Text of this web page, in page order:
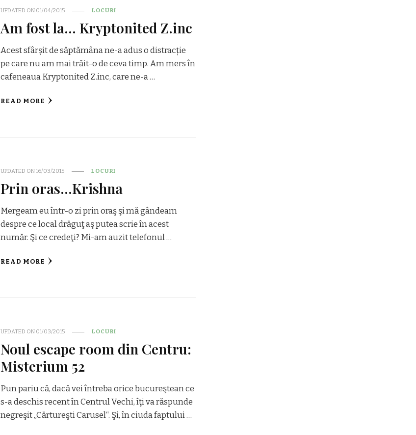
UPDATED ON 01/04/2015 LOCURI
Am fost la… Kryptonited Z.inc
Acest sfârșit de săptămâna ne-a adus o distracție
pe care nu am mai trăit-o de ceva timp. Am mers în
cafeneaua Kryptonited Z.inc, care ne-a …
READ MORE
UPDATED ON16/03/2015 LOCURI
Prin oras…Krishna
Mergeam eu într-o zi prin oraş şi mă gândeam
despre ce local drăguţ aş putea scrie în acest
număr. Şi ce credeţi? Mi-am auzit telefonul …
READ MORE
UPDATED ON 01/03/2015 LOCURI
Noul escape room din Centru:
Misterium 52
Pun pariu că, dacă vei întreba orice bucureştean ce
s-a deschis recent în Centrul Vechi, îţi va răspunde
negreşit „Cărtureşti Carusel“. Şi, în ciuda faptului …